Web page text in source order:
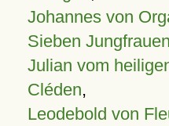
Johannes von
Sieben Jungfrauen
Julian vom
Cléden,
Leodebold von